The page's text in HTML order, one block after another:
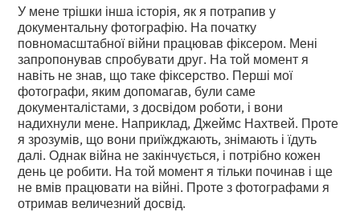
У мене трішки інша історія, як я потрапив у
документальну фотографію. На початку
повномасштабної війни працював фіксером. Мені
запропонував спробувати друг. На той момент я
навіть не знав, що таке фіксерство. Перші мої
фотографи, яким допомагав, були саме
документалістами, з досвідом роботи, і вони
надихнули мене. Наприклад, Джеймс Нахтвей. Проте
я зрозумів, що вони приїжджають, знімають і їдуть
далі. Однак війна не закінчується, і потрібно кожен
день це робити. На той момент я тільки починав і ще
не вмів працювати на війні. Проте з фотографами я
отримав величезний досвід.